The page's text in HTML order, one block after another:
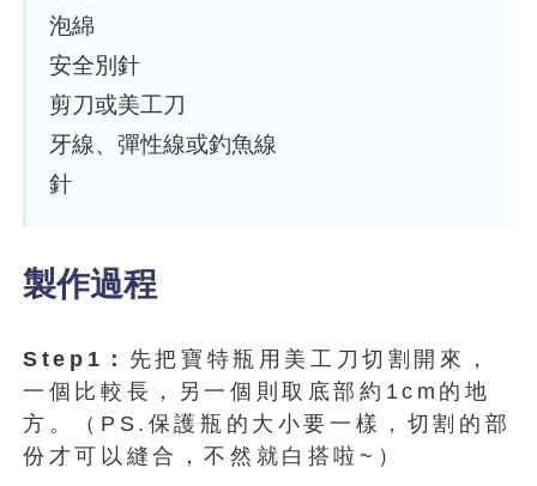
泡綿
安全別針
剪刀或美工刀
牙線、彈性線或釣魚線
針
製作過程
Step1： 先把寶特瓶用美工刀切割開來，
一個比較長，另一個則取底部約1cm的地
方。（PS.保護瓶的大小要一樣，切割的部
份才可以縫合，不然就白搭啦~）